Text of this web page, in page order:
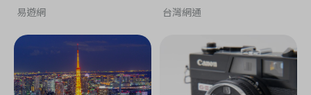
易遊網 台灣網通